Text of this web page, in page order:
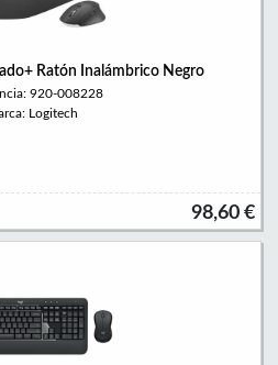
Ratón Inalámbrico Negro
920-008228
Logitech
98,60 €